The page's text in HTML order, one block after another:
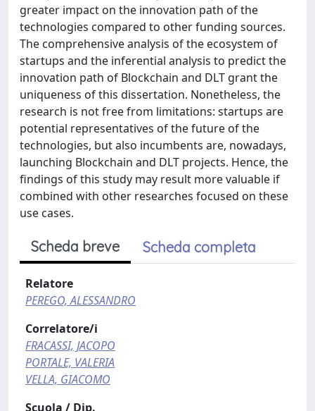
greater impact on the innovation path of the
technologies compared to other funding sources.
The comprehensive analysis of the ecosystem of
startups and the inferential analysis to predict the
innovation path of Blockchain and DLT grant the
uniqueness of this dissertation. Nonetheless, the
research is not free from limitations: startups are
potential representatives of the future of the
technologies, but also incumbents are, nowadays,
launching Blockchain and DLT projects. Hence, the
findings of this study may result more valuable if
combined with other researches focused on these
use cases.
Scheda breve Scheda completa
Relatore
PEREGO, ALESSANDRO
Correlatore/i
FRACASSI, JACOPO
PORTALE, VALERIA
VELLA, GIACOMO
Scuola / Dip.